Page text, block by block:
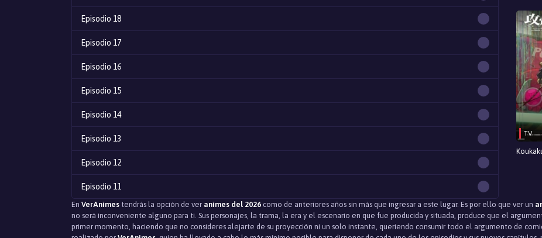
Episodio 18
Episodio 17
Episodio 16
Episodio 15
Episodio 14
Episodio 13
Episodio 12
Episodio 11
Episodio 9
TV
En VerAnimes tendrás la opción de ver animes del 2026 como de anteriores años sin más que ingresar a este lugar. Es por ello que ver un
no será inconveniente alguno para ti. Sus personajes, la trama, la era y el escenario en que fue producida y situada, produce que el
primer momento, haciendo que no consideres alejarte de su proyección ni un solo instante, queriendo consumir todo el argumento de